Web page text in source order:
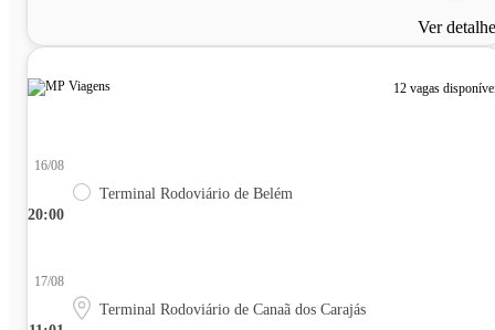
Ver
12 vagas
20:00
16/08
Terminal Rodoviário de Belém
17/08
Terminal Rodoviário de Canaã dos Carajás